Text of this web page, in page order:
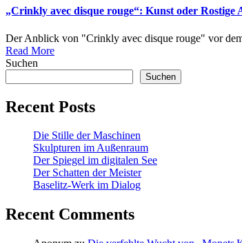
„Crinkly avec disque rouge“: Kunst oder Rostige
Der Anblick von "Crinkly avec disque rouge" vor
Read More
Suchen
Suchen
Recent Posts
Die Stille der Maschinen
Skulpturen im Außenraum
Der Spiegel im digitalen See
Der Schatten der Meister
Baselitz‑Werk im Dialog
Recent Comments